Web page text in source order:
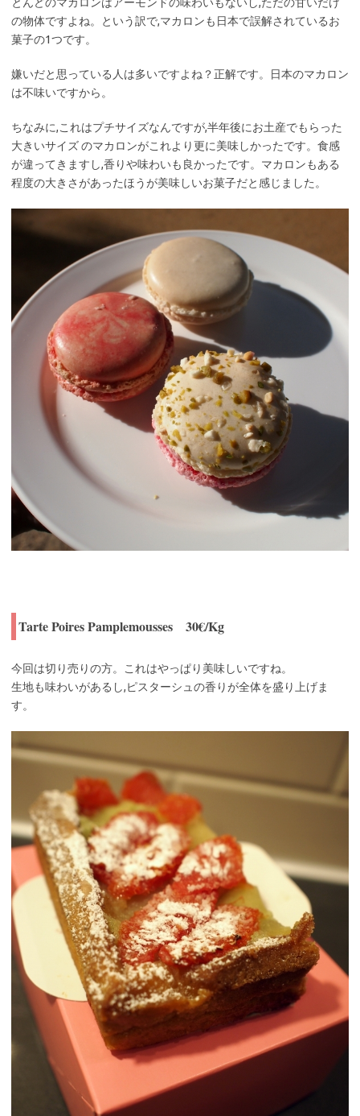
の物体ですよね。という訳で,マカロンも日本で誤解されているお
菓子の1つです。
嫌いだと思っている人は多いですよね？正解です。日本のマカロン
は不味いですから。
ちなみに,これはプチサイズなんですが,半年後にお土産でもらった
大きいサイズ のマカロンがこれより更に美味しかったです。食感
が違ってきますし,香りや味わいも良かったです。マカロンもある
程度の大きさがあったほうが美味しいお菓子だと感じました。
Tarte Poires Pamplemousses 30€/Kg
今回は切り売りの方。これはやっぱり美味しいですね。
生地も味わいがあるし,ピスターシュの香りが全体を盛り上げま
す。